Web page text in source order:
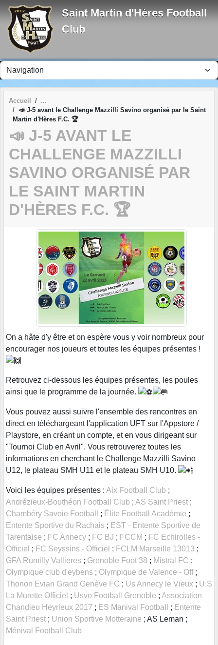
Saint Martin d'Hères Football
Club
Accueil
📣 J-5 avant le Challenge Mazzilli Savino organisé par le Saint
Martin d'Hères F.C. 🏆
📣 J-5 AVANT LE
CHALLENGE MAZZILLI
SAVINO ORGANISÉ PAR
LE SAINT MARTIN
D'HÈRES F.C. 🏆
On a hâte d'y être et on espère vous y voir nombreux pour
encourager nos joueurs et toutes les équipes présentes !
Retrouvez ci-dessous les équipes présentes, les poules
ainsi que le programme de la journée.
Vous pouvez aussi suivre l'ensemble des rencontres en
direct en téléchargeant l'application UFT sur l'Appstore /
Playstore, en créant un compte, et en vous dirigeant sur
"Tournoi Club en Avril". Vous retrouverez toutes les
informations en cherchant le Challenge Mazzilli Savino
U12, le plateau SMH U11 et le plateau SMH U10.
Voici les équipes présentes : Aix Football Club ;
Andrézieux-Bouthéon Football Club ; AS Saint Priest ;
Chambéry Savoie Football
; Élite Football Académie ;
Entente Sportive du Rachais ; EST - Entente Sportive de
Tarentaise ; FC Annecy ; FC BJ ; FCCM ; FC Echirolles -
Officiel ; FC Seyssins - Officiel ; FCLM Marseille 13013 ;
GFA Rumilly Vallieres ; Grenoble Foot 38 ; Mistral FC ;
Olympique club d'eybens ; Olympique de Valence - Off;
Thonon Evian Grand Genève FC ; Us Annecy le Vieux ; U.S
La Murette Officiel ; Usvo Football Grenoble ; Association
Chandieu Heyrieux 2017 ; ES Manival Football ; Entente
Saint Priest ; Union Sportive Motteraine ; AS Leman ;
Ménival Football Club
Panneau de gestion des cookies